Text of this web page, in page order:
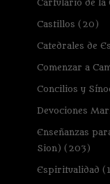
Cartulario de la
Castillos (20)
Catedrales de
Comenzar a
Concilios y
Devociones
Enseñanzas
Sion) (203)
Espiritualidad